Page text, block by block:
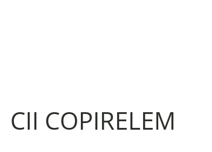
CII COPIRELEM